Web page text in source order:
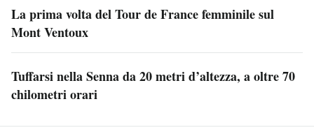
La prima volta del Tour de France femminile sul
Mont Ventoux
Tuffarsi nella Senna da 20 metri d’altezza, a oltre 70
chilometri orari